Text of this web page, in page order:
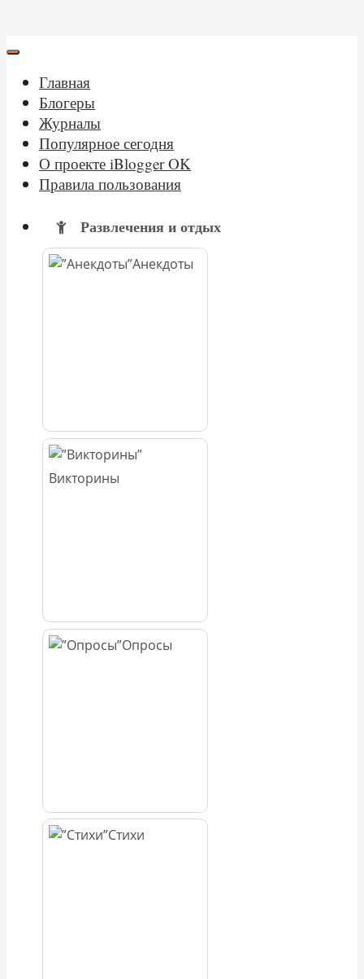
Главная
Блогеры
Журналы
Популярное сегодня
О проекте iBlogger OK
Правила пользования
Развлечения и отдых
Анекдоты
Викторины
Опросы
Стихи